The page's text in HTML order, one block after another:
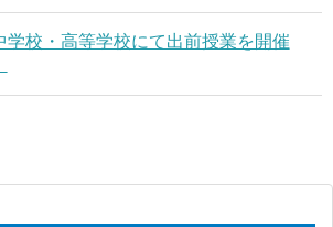
学校・高等学校にて出前授業を開催